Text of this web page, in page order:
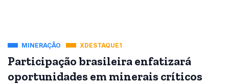
MINERAÇÃO XDESTAQUE1
Participação brasileira enfatizará
oportunidades em minerais críticos